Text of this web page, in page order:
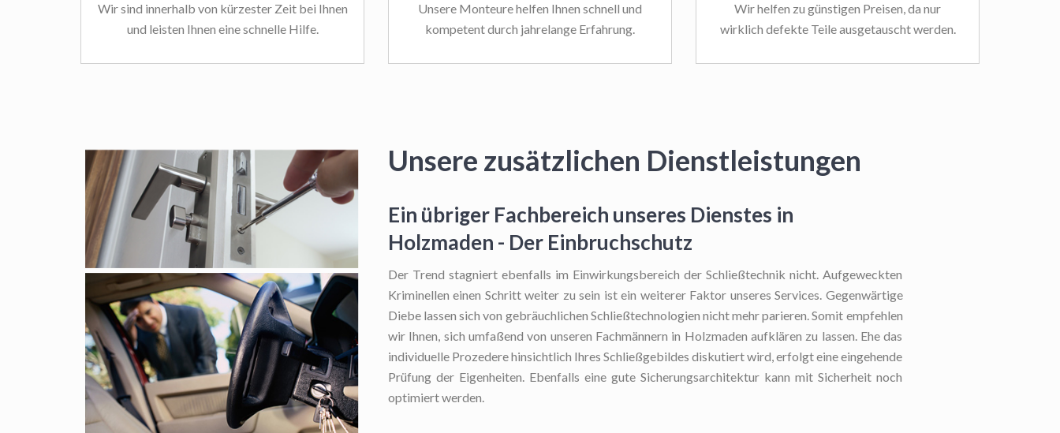
Wir sind innerhalb von kürzester Zeit bei Ihnen
und leisten Ihnen eine schnelle Hilfe.
Unsere Monteure helfen Ihnen schnell und
kompetent durch jahrelange Erfahrung.
Wir helfen zu günstigen Preisen, da nur
wirklich defekte Teile ausgetauscht werden.
Unsere zusätzlichen Dienstleistungen
Ein übriger Fachbereich unseres Dienstes in
Holzmaden - Der Einbruchschutz
Der Trend stagniert ebenfalls im Einwirkungsbereich der Schließtechnik nicht. Aufgeweckten
Kriminellen einen Schritt weiter zu sein ist ein weiterer Faktor unseres Services. Gegenwärtige
Diebe lassen sich von gebräuchlichen Schließtechnologien nicht mehr parieren. Somit empfehlen
wir Ihnen, sich umfaßend von unseren Fachmännern in Holzmaden aufklären zu lassen. Ehe das
individuelle Prozedere hinsichtlich Ihres Schließgebildes diskutiert wird, erfolgt eine eingehende
Prüfung der Eigenheiten. Ebenfalls eine gute Sicherungsarchitektur kann mit Sicherheit noch
optimiert werden.